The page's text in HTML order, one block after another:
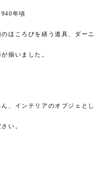
年頃
ほころびを繕う道具、ダーニ
揃いました。
、インテリアのオブジェとし
い。